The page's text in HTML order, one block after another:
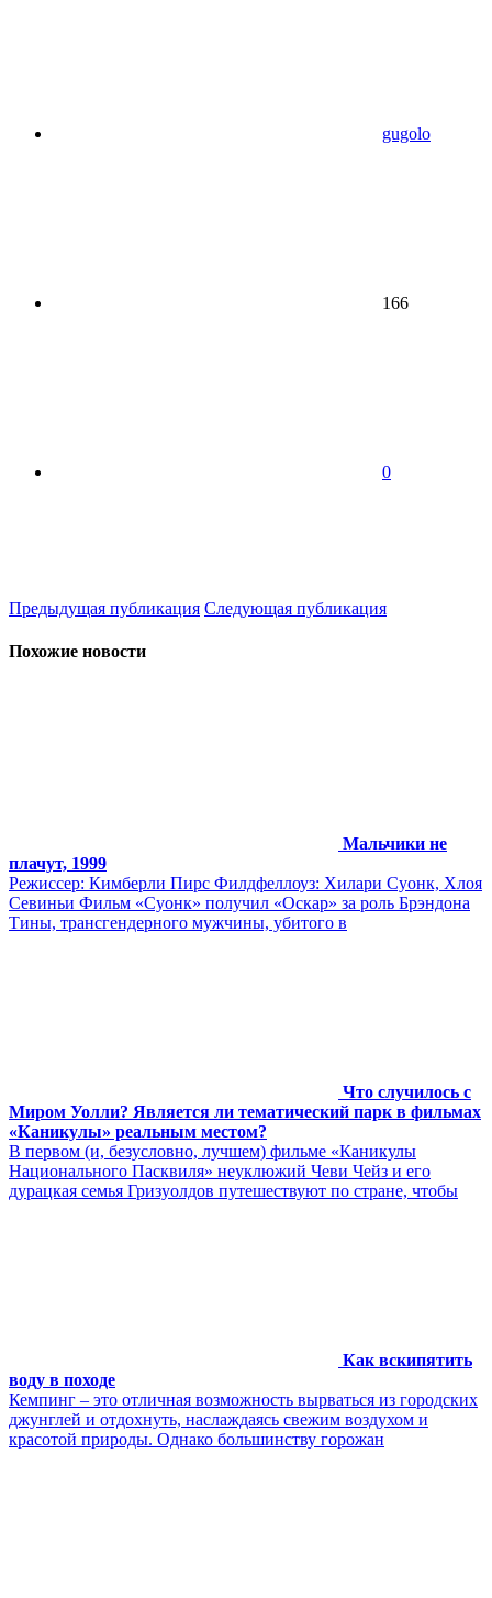
gugolo
166
0
Предыдущая публикация Следующая публикация
Похожие новости
Мальчики не
плачут, 1999
Режиссер: Кимберли Пирс Филдфеллоуз: Хилари Суонк, Хлоя
Севиньи Фильм «Суонк» получил «Оскар» за роль Брэндона
Тины, трансгендерного мужчины, убитого в
Что случилось с
Миром Уолли? Является ли тематический парк в фильмах
«Каникулы» реальным местом?
В первом (и, безусловно, лучшем) фильме «Каникулы
Национального Пасквиля» неуклюжий Чеви Чейз и его
дурацкая семья Гризуолдов путешествуют по стране, чтобы
Как вскипятить
воду в походе
Кемпинг – это отличная возможность вырваться из городских
джунглей и отдохнуть, наслаждаясь свежим воздухом и
красотой природы. Однако большинству горожан